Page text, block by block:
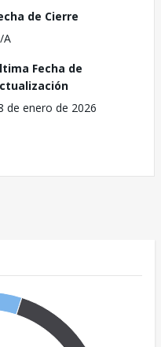
de Cierre
A
Fecha de
de enero de 2026